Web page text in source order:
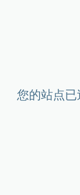
您的站点